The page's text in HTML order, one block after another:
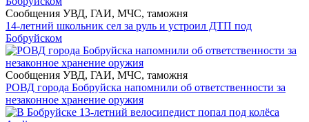
Сообщения УВД, ГАИ, МЧС, таможня
14-летний школьник сел за руль и устроил ДТП под
Бобруйском
Сообщения УВД, ГАИ, МЧС, таможня
РОВД города Бобруйска напомнили об ответственности за
незаконное хранение оружия